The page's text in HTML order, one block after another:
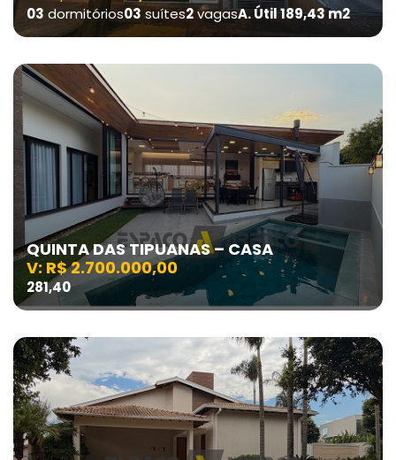
03 dormitórios03 suítes2vagasA. Útil 189,43 m2
QUINTA DAS TIPUANAS – CASA
V: R$ 2.700.000,00
281,40